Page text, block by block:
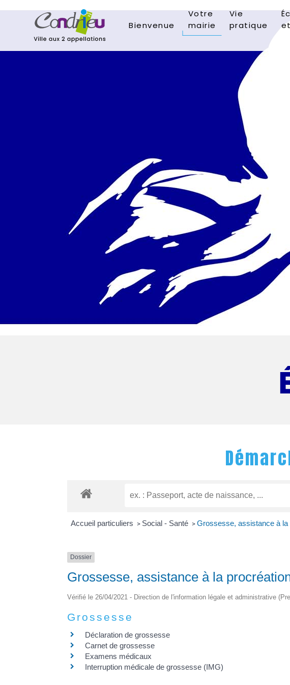
Bienvenue
Votre
mairie
Vie
pratique
Accueil particuliers > Social - Santé > Grossesse, assistance à la
Dossier
Grossesse, assistance à la
Vérifié le 26/04/2021 - Direction de l'information légale et administrative
Grossesse
Déclaration de grossesse
Carnet de grossesse
Examens médicaux
Interruption médicale de grossesse (IMG)